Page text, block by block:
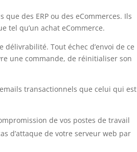
des ERP ou des eCommerces. Ils
tel qu’un achat eCommerce.
Tout échec d’envoi de ce
une commande, de réinitialiser son
transactionnels que celui qui est
de vos postes de travail
d’attaque de votre serveur web par